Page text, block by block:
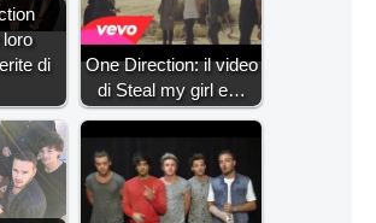
di
One Direction: il video
di Steal my girl e…